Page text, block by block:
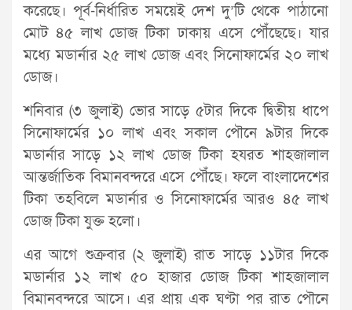
করেছে। পূর্ব-নির্ধারিত সময়েই দেশ দু’টি থেকে পাঠানো
মোট ৪৫ লাখ ডোজ টিকা ঢাকায় এসে পৌঁছেছে। যার
মধ্যে মডার্নার ২৫ লাখ ডোজ এবং সিনোফার্মের ২০ লাখ
ডোজ।
শনিবার (৩ জুলাই) ভোর সাড়ে ৫টার দিকে দ্বিতীয় ধাপে
সিনোফার্মের ১০ লাখ এবং সকাল পৌনে ৯টার দিকে
মডার্নার সাড়ে ১২ লাখ ডোজ টিকা হযরত শাহজালাল
আন্তর্জাতিক বিমানবন্দরে এসে পৌঁছে। ফলে বাংলাদেশের
টিকা তহবিলে মডার্নার ও সিনোফার্মের আরও ৪৫ লাখ
ডোজ টিকা যুক্ত হলো।
এর আগে শুক্রবার (২ জুলাই) রাত সাড়ে ১১টার দিকে
মডার্নার ১২ লাখ ৫০ হাজার ডোজ টিকা শাহজালাল
বিমানবন্দরে আসে। এর প্রায় এক ঘণ্টা পর রাত পৌনে